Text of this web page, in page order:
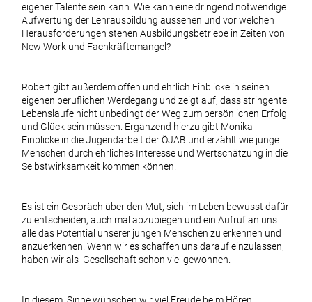
eigener Talente sein kann. Wie kann eine dringend notwendige
Aufwertung der Lehrausbildung aussehen und vor welchen
Herausforderungen stehen Ausbildungsbetriebe in Zeiten von
New Work und Fachkräftemangel?
Robert gibt außerdem offen und ehrlich Einblicke in seinen
eigenen beruflichen Werdegang und zeigt auf, dass stringente
Lebensläufe nicht unbedingt der Weg zum persönlichen Erfolg
und Glück sein müssen. Ergänzend hierzu gibt Monika
Einblicke in die Jugendarbeit der ÖJAB und erzählt wie junge
Menschen durch ehrliches Interesse und Wertschätzung in die
Selbstwirksamkeit kommen können.
Es ist ein Gespräch über den Mut, sich im Leben bewusst dafür
zu entscheiden, auch mal abzubiegen und ein Aufruf an uns
alle das Potential unserer jungen Menschen zu erkennen und
anzuerkennen. Wenn wir es schaffen uns darauf einzulassen,
haben wir als Gesellschaft schon viel gewonnen.
In diesem Sinne wünschen wir viel Freude beim Hören!